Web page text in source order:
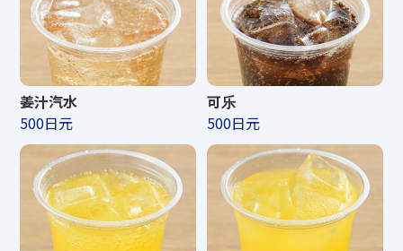
姜汁汽水
500日元
可乐
500日元